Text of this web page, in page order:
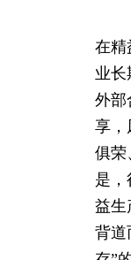
在精
业长
外部
享，
俱荣
是，
益生
背道